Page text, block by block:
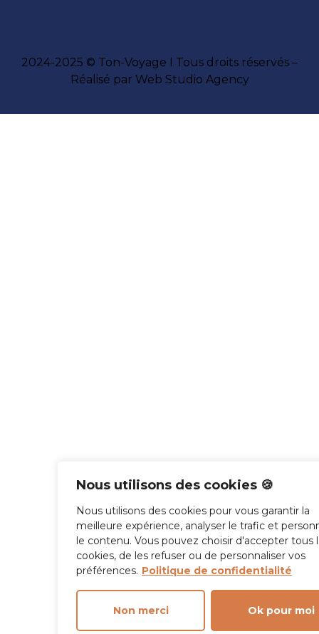
Nous utilisons des cookies 🍪
Nous utilisons des cookies pour vous garantir la
meilleure expérience, analyser le trafic et
le contenu. Vous pouvez choisir d'accepter tous
cookies, de les refuser ou de personnaliser vos
préférences. Politique de confidentialité
Non merci Ok pour moi
2024-2025 © Ton-Voyage I Tous droits réservés –
Réalisé par Web Studio Agency